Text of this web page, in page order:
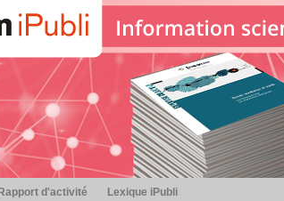
Rapport d'activité Lexique iPubli